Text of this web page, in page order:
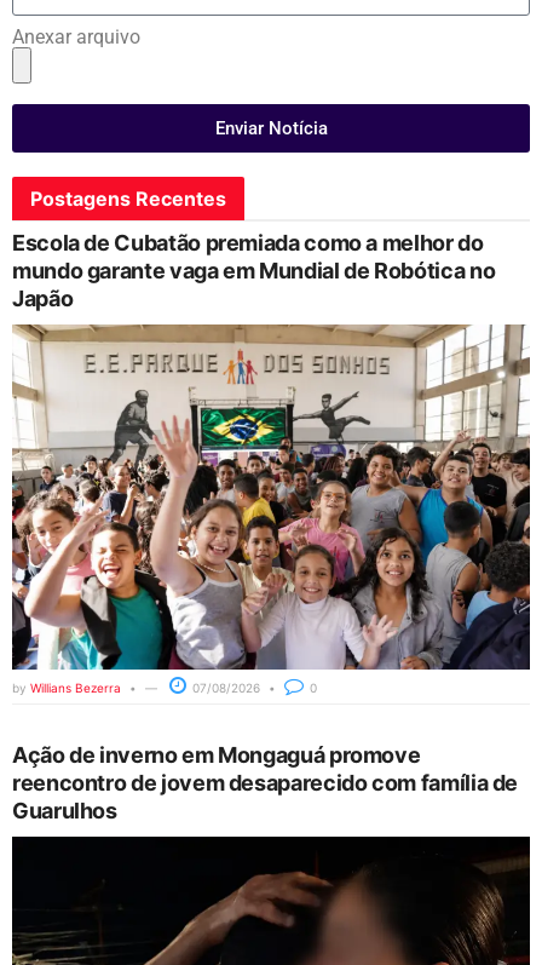
Anexar arquivo
Enviar Notícia
Postagens Recentes
Escola de Cubatão premiada como a melhor do
mundo garante vaga em Mundial de Robótica no
Japão
by Willians Bezerra 07/08/2026 0
Ação de inverno em Mongaguá promove
reencontro de jovem desaparecido com família de
Guarulhos